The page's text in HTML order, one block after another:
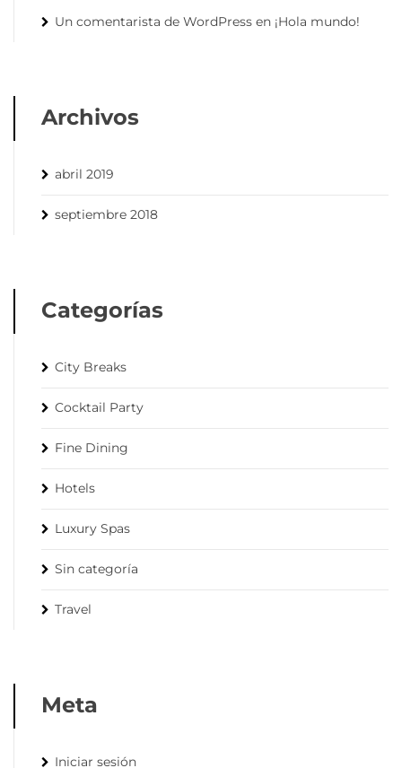
Un comentarista de WordPress en ¡Hola mundo!
Archivos
abril 2019
septiembre 2018
Categorías
City Breaks
Cocktail Party
Fine Dining
Hotels
Luxury Spas
Sin categoría
Travel
Meta
Iniciar sesión